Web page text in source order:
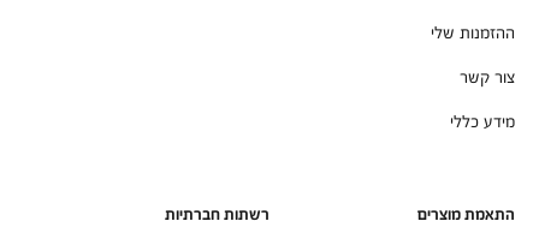
ההזמנות שלי
צור קשר
מידע כללי
התאמת מוצרים רשתות חברתיות